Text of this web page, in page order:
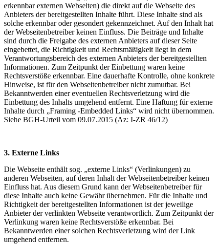
erkennbar externen Webseiten) die direkt auf die Webseite des
Anbieters der bereitgestellten Inhalte führt. Diese Inhalte sind als
solche erkennbar oder gesondert gekennzeichnet. Auf den Inhalt hat
der Webseitenbetreiber keinen Einfluss. Die Beiträge und Inhalte
sind durch die Freigabe des externen Anbieters auf dieser Seite
eingebettet, die Richtigkeit und Rechtsmäßigkeit liegt in dem
Verantwortungsbereich des externen Anbieters der bereitgestellten
Informationen. Zum Zeitpunkt der Einbettung waren keine
Rechtsverstöße erkennbar. Eine dauerhafte Kontrolle, ohne konkrete
Hinweise, ist für den Webseitenbetreiber nicht zumutbar. Bei
Bekanntwerden einer eventuellen Rechtsverletzung wird die
Einbettung des Inhalts umgehend entfernt. Eine Haftung für externe
Inhalte durch „Framing -Embedded Links“ wird nicht übernommen.
Siehe BGH-Urteil vom 09.07.2015 (Az: I-ZR 46/12)
3. Externe Links
Die Webseite enthält sog. „externe Links“ (Verlinkungen) zu
anderen Webseiten, auf deren Inhalt der Webseitenbetreiber keinen
Einfluss hat. Aus diesem Grund kann der Webseitenbetreiber für
diese Inhalte auch keine Gewähr übernehmen. Für die Inhalte und
Richtigkeit der bereitgestellten Informationen ist der jeweilige
Anbieter der verlinkten Webseite verantwortlich. Zum Zeitpunkt der
Verlinkung waren keine Rechtsverstöße erkennbar. Bei
Bekanntwerden einer solchen Rechtsverletzung wird der Link
umgehend entfernen.